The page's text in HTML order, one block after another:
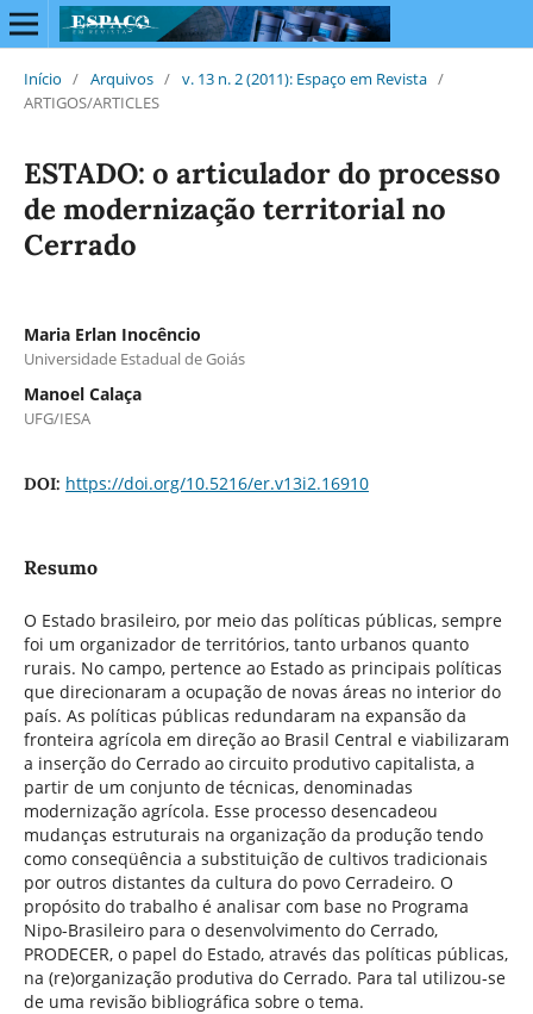
Início / Arquivos / v. 13 n. 2 (2011): Espaço em Revista /
ARTIGOS/ARTICLES
ESTADO: o articulador do processo
de modernização territorial no
Cerrado
Maria Erlan Inocêncio
Universidade Estadual de Goiás
Manoel Calaça
UFG/IESA
DOI: https://doi.org/10.5216/er.v13i2.16910
Resumo
O Estado brasileiro, por meio das políticas públicas, sempre
foi um organizador de territórios, tanto urbanos quanto
rurais. No campo, pertence ao Estado as principais políticas
que direcionaram a ocupação de novas áreas no interior do
país. As políticas públicas redundaram na expansão da
fronteira agrícola em direção ao Brasil Central e viabilizaram
a inserção do Cerrado ao circuito produtivo capitalista, a
partir de um conjunto de técnicas, denominadas
modernização agrícola. Esse processo desencadeou
mudanças estruturais na organização da produção tendo
como conseqüência a substituição de cultivos tradicionais
por outros distantes da cultura do povo Cerradeiro. O
propósito do trabalho é analisar com base no Programa
Nipo-Brasileiro para o desenvolvimento do Cerrado,
PRODECER, o papel do Estado, através das políticas públicas,
na (re)organização produtiva do Cerrado. Para tal utilizou-se
de uma revisão bibliográfica sobre o tema.